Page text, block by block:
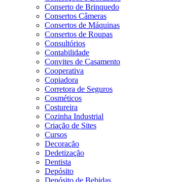
Conserto de Brinquedo
Consertos Câmeras
Consertos de Máquinas
Consertos de Roupas
Consultórios
Contabilidade
Convites de Casamento
Cooperativa
Copiadora
Corretora de Seguros
Cosméticos
Costureira
Cozinha Industrial
Criação de Sites
Cursos
Decoração
Dedetização
Dentista
Depósito
Depósito de Bebidas